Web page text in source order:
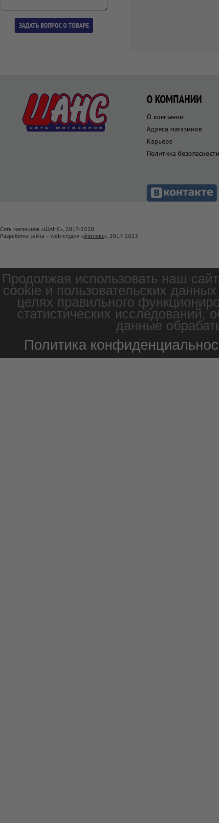
О КОМПАНИИ
О компании
Адреса магазинов
Карьера
Политика безопасности
Сеть магазинов «ШАНС», 2017-2020
Разработка сайта – web-студия «Артлекс», 2017-2023
Продолжая использовать наш
cookie и пользовательских
целях правильного
статистических
данные
Политика